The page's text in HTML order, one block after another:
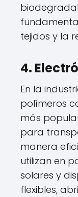
tejidos y la
4.
En la
polímeros
más
para
manera
utilizan en
solares y
flexibles,